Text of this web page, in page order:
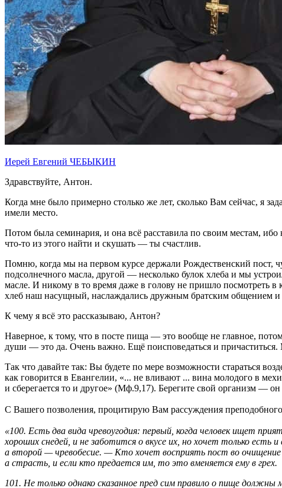
Иерей Евгений ЧЕБЫКИН
Здравствуйте, Антон.
Когда мне было примерно столько же лет, сколько Вам сейчас, я
имели место.
Потом была семинария, и она всё расставила по своим местам, ибо
что-то из этого найти и скушать — ты счастлив.
Помню, когда мы на первом курсе держали Рождественский пост,
подсолнечного масла, другой — несколько булок хлеба и мы
масле. И никому в то время даже в голову не пришло посмотреть в
хлеб наш насущный, наслаждались дружным братским общением и
К чему я всё это рассказываю, Антон?
Наверное, к тому, что в посте пища — это вообще не главное,
души — это да. Очень важно. Ещё поисповедаться и
Так что давайте так: Вы будете по мере возможности стараться
как говорится в Евангелии, «... не вливают ... вина молодого в
и сберегается то и другое» (Мф.9,17). Берегите свой организм —
С Вашего позволения, процитирую Вам рассуждения
«100. Есть два вида чревоугодия: первый, когда человек ищет
хороших снедей, и не заботится о вкусе их, но хочет только есть
а второй — чревобесие. — Кто хочет восприять пост во очищение
а страсть, и если кто предается им, то это вменяется ему в грех.
101. Не только однако сказанное пред сим правило о пище